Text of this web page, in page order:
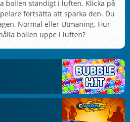
bollen ständigt i luften. Klicka på
fortsätta att sparka den. Du
Normal eller Utmaning. Hur
bollen uppe i luften?